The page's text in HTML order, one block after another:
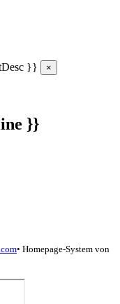
}} ×
}}
• Homepage-System von